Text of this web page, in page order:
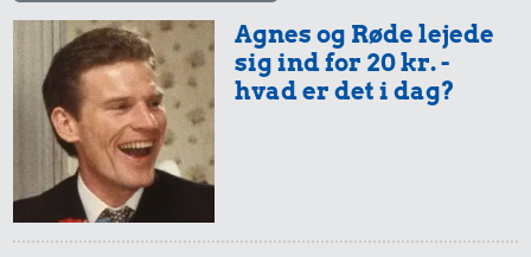
Agnes og Røde lejede
sig ind for 20 kr. -
hvad er det i dag?